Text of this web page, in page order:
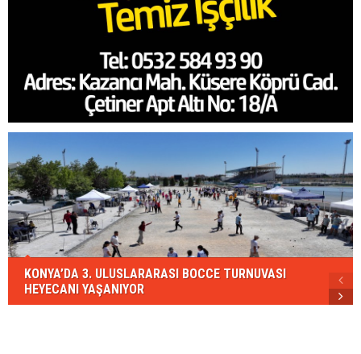
KONYA’DA 3. ULUSLARARASI BOCCE TURNUVASI
HEYECANI YAŞANIYOR